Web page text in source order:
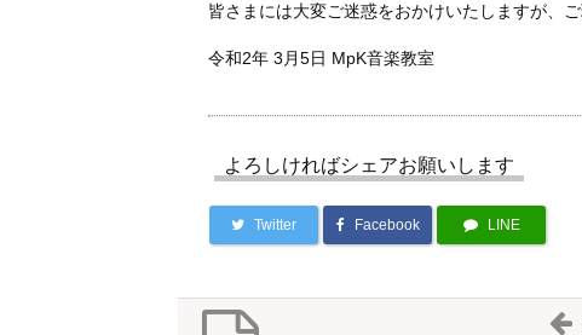
皆さまには大変ご迷惑をおかけいたしますが、
令和2年 3月5日 MpK音楽教室
よろしければシェアお願いします
Twitter Facebook LINE